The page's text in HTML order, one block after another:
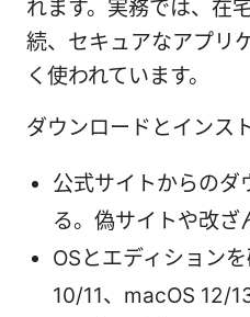
れます。実務では、在
続、セキュアなアプリ
く使われています。
ダウンロードとインス
公式サイトからのダ
る。偽サイトや改ざ
OSとエディション
10/11、macOS 12/